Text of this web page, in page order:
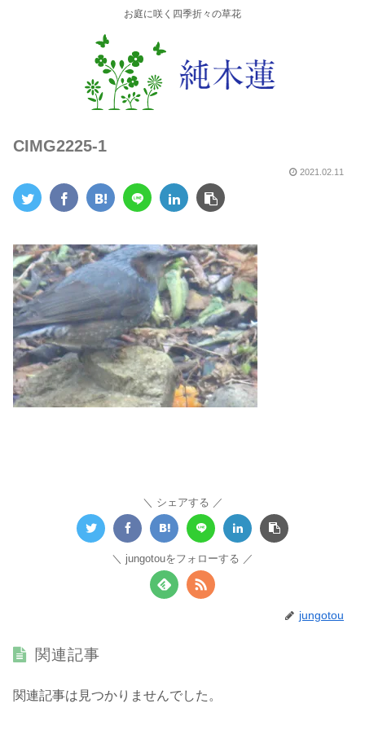
お庭に咲く四季折々の草花
CIMG2225-1
2021.02.11
シェアする
jungotouをフォローする
jungotou
関連記事
関連記事は見つかりませんでした。